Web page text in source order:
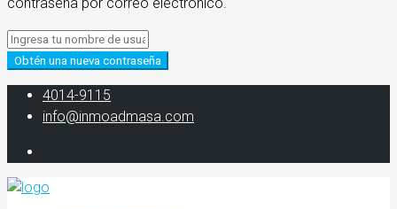
Obtén una nueva contraseña
‭4014-9115‬
info@inmoadmasa.com